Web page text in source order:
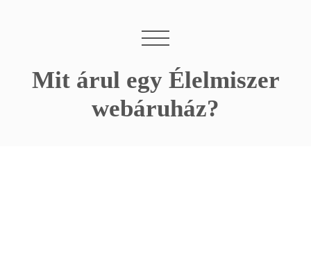
Mit árul egy Élelmiszer
webáruház?